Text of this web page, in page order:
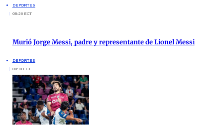
DEPORTES
08:26 ECT
Murió Jorge Messi, padre y representante de Lionel Messi
DEPORTES
08:18 ECT